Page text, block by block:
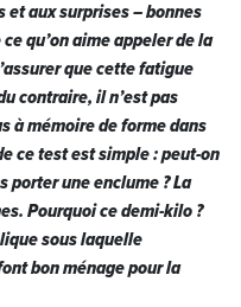
et aux surprises – bonnes
qu’on aime appeler de la
que cette fatigue
contraire, il n’est pas
à mémoire de forme dans
ce test est simple : peut-on
porter une enclume ? La
Pourquoi ce demi-kilo ?
sous laquelle
bon ménage pour la